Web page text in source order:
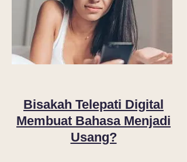
Bisakah Telepati Digital
Membuat Bahasa Menjadi
Usang?